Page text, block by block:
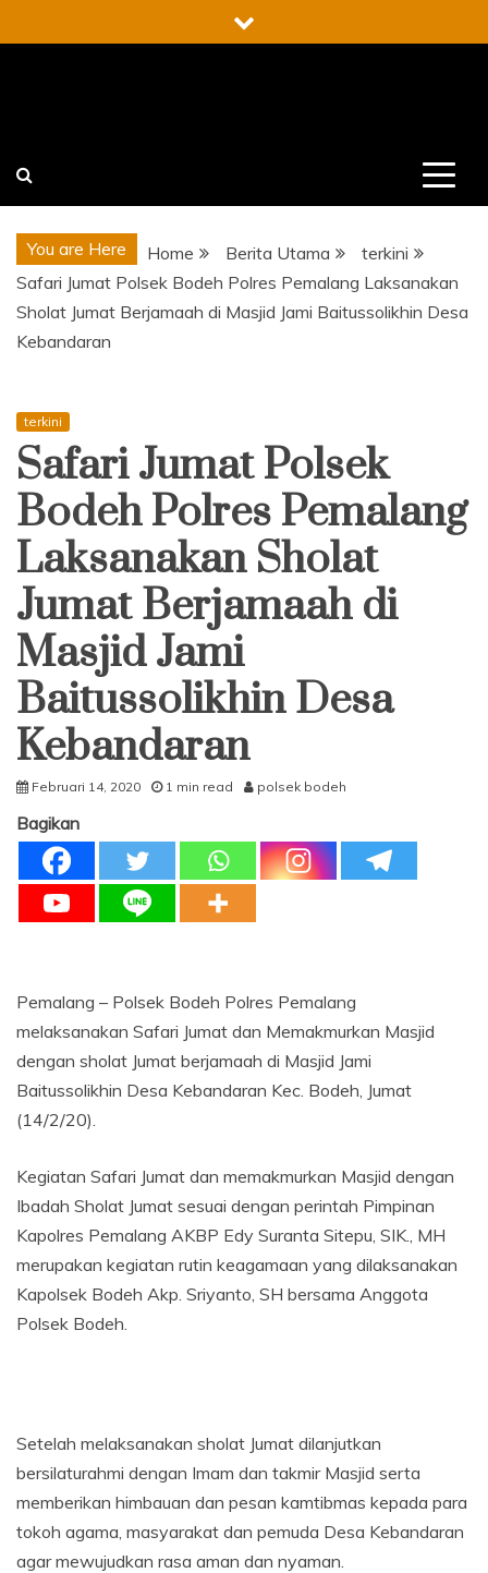
to
You are Here Home Berita Utama
terkini
Safari Jumat Polsek Bodeh Polres Pemalang Laksanakan
Sholat Jumat Berjamaah di Masjid Jami Baitussolikhin Desa
Kebandaran
terkini
Safari Jumat Polsek
Bodeh Polres Pemalang
Laksanakan Sholat
Jumat Berjamaah di
Masjid Jami
Baitussolikhin Desa
Kebandaran
Februari 14, 2020 1 min read polsek bodeh
Bagikan
Pemalang – Polsek Bodeh Polres Pemalang
melaksanakan Safari Jumat dan Memakmurkan Masjid
dengan sholat Jumat berjamaah di Masjid Jami
Baitussolikhin Desa Kebandaran Kec. Bodeh, Jumat
(14/2/20).
Kegiatan Safari Jumat dan memakmurkan Masjid dengan
Ibadah Sholat Jumat sesuai dengan perintah Pimpinan
Kapolres Pemalang AKBP Edy Suranta Sitepu, SIK., MH
merupakan kegiatan rutin keagamaan yang dilaksanakan
Kapolsek Bodeh Akp. Sriyanto, SH bersama Anggota
Polsek Bodeh.
Setelah melaksanakan sholat Jumat dilanjutkan
bersilaturahmi dengan Imam dan takmir Masjid serta
memberikan himbauan dan pesan kamtibmas kepada para
tokoh agama, masyarakat dan pemuda Desa Kebandaran
agar mewujudkan rasa aman dan nyaman.